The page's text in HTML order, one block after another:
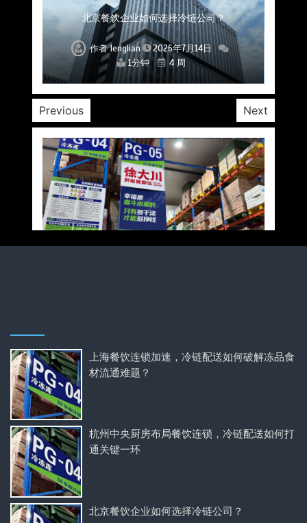
上海餐饮连锁加速，冷链配送如何破解冻品食材
流通难题？
作者lenglian
2026年7月14日
1分钟
4 周
杭州中央厨房布局餐饮连锁，冷链配送如何打通
关键一环
作者lenglian
2026年7月14日
1分钟
4 周
北京餐饮企业如何选择冷链公司？
作者lenglian
2026年7月14日
1分钟
4 周
深圳冷链物流如何护航餐饮连锁？冻品食材流通
全解析
作者lenglian
2026年7月14日
1分钟
4 周
北京餐饮仓配一体化的核心价值与落地实践解析
作者lenglian
2026年7月14日
1分钟
4 周
武汉冻品配送三要素：控温、时效、低成本如何
兼得？
作者lenglian
2026年7月14日
1分钟
4 周
重庆冷链布局解冻食材运输密码，餐饮连锁如何
稳控品质？
作者lenglian
2026年7月14日
1分钟
4 周
Previous Next
上海餐饮连锁加速，冷链配送如何破解冻品食
材流通难题？
杭州中央厨房布局餐饮连锁，冷链配送如何打
通关键一环
北京餐饮企业如何选择冷链公司？